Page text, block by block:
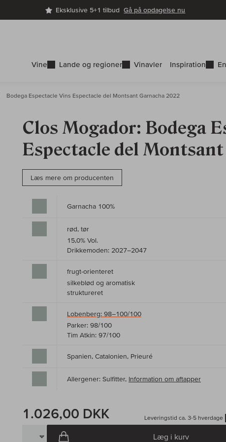
Eksklusive 5+1 tilbudGå på opdagelse nu
Vine Lande og regioner Vinavler Inspiration
Bodega Espectacle Vins Espectacle del Montsant Garnacha 2022
Clos Mogador: Bodega
Espectacle del
Læs mere om producenten
Garnacha 100%
rød, tør
15,0% Vol.
Drikkemoden: 2027–2047
frugt-orienteret
silkeblød og aromatisk
struktureret
Lobenberg: 98–100/100
Parker: 98/100
Tim Atkin: 97/100
Spanien, Catalonien, Prieuré
Allergener: Sulfitter, Information om aftapper
1.026,00 DKK Leveringstid ca. 3-5 hverdage
Læg i kurv